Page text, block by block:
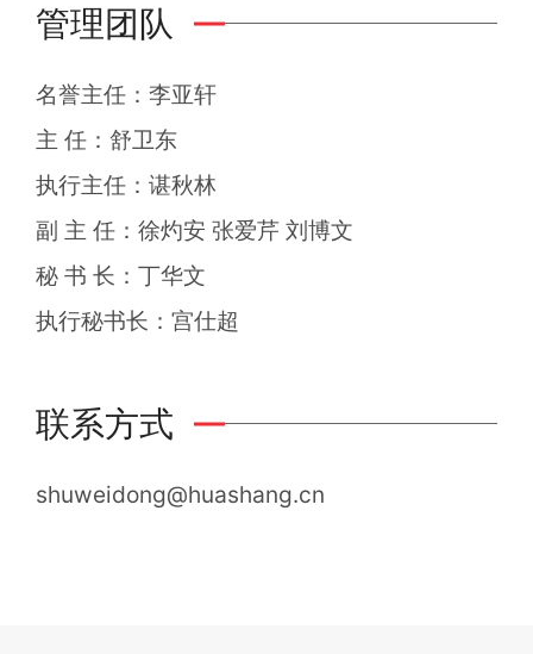
管理团队
名誉主任：李亚轩
主 任：舒卫东
执行主任：谌秋林
副 主 任：徐灼安 张爱芹 刘博文
秘 书 长：丁华文
执行秘书长：宫仕超
联系方式
shuweidong@huashang.cn